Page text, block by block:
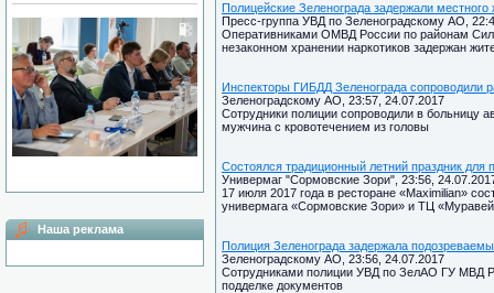
Наша реклама
Полицейские Зеленограда задержали
Пресс-группа УВД по Зеленоградскому АО,
Оперативниками ОМВД России по районам
незаконном хранении наркотиков задержан
Инспекторы ГИБДД Зеленограда сопроводили
Зеленоградскому АО, 23:57, 24.07.2017
Сотрудники полиции сопроводили в больницу
мужчина с кровотечением из головы
Состоялся традиционный летний праздник
Универмаг "Сормовские Зори", 23:56,
17 июля 2017 года в ресторане «Maximilian»
универмага «Сормовские Зори» и ТЦ
Полиция Зеленограда задержала
Зеленоградскому АО, 23:56, 24.07.2017
Сотрудниками полиции УВД по ЗелАО ГУ МВД
подделке документов